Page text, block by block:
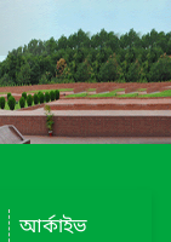
আর্কাইভ